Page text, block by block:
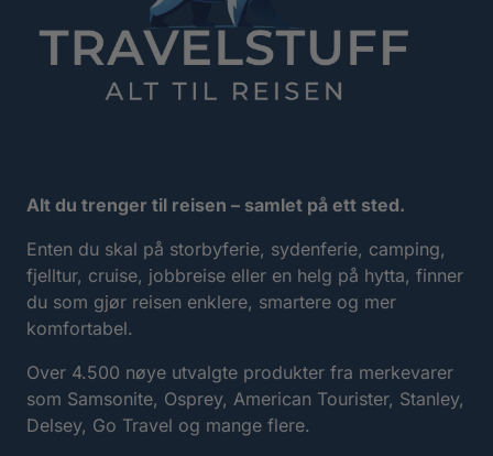
Alt du trenger til reisen – samlet på ett sted.
Enten du skal på storbyferie, sydenferie, camping,
fjelltur, cruise, jobbreise eller en helg på hytta, finner
du som gjør reisen enklere, smartere og mer
komfortabel.
Over 4.500 nøye utvalgte produkter fra merkevarer
som Samsonite, Osprey, American Tourister, Stanley,
Delsey, Go Travel og mange flere.